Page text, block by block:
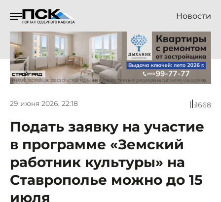
Новости
29 июня 2026, 22:18 1668
Подать заявку на участие
в программе «Земский
работник культуры» на
Ставрополье можно до 15
июля